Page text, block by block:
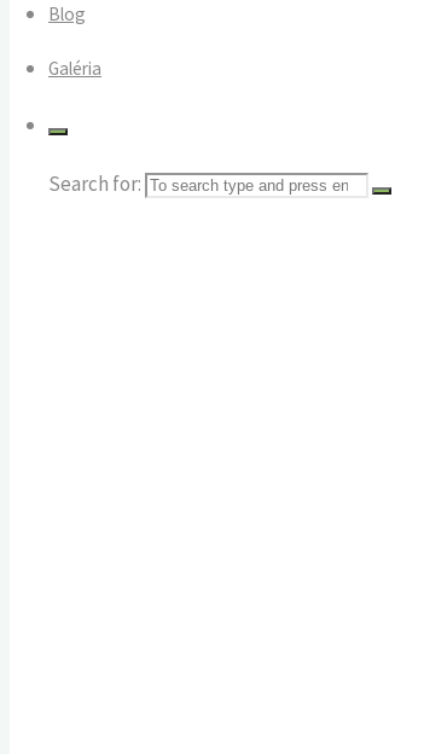
Blog
Galéria
Search for: